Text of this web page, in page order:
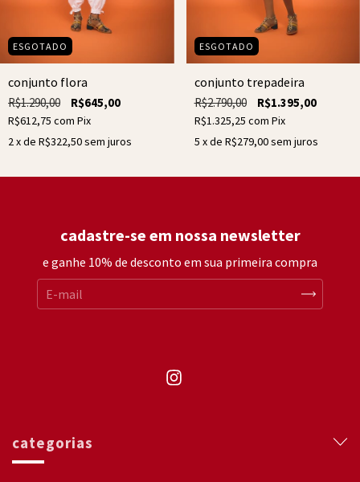
ESGOTADO
conjunto flora
R$1.290,00 R$645,00
R$612,75 com Pix
2x de R$322,50sem juros
ESGOTADO
conjunto trepadeira
R$2.790,00 R$1.395,00
R$1.325,25 com Pix
5 x de R$279,00sem juros
cadastre-se em nossa newsletter
e ganhe 10% de desconto em sua primeira compra
categorias